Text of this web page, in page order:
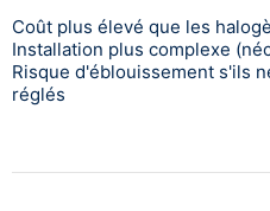
Coût plus élevé que les
Installation plus complexe
Risque d'éblouissement s'ils
réglés